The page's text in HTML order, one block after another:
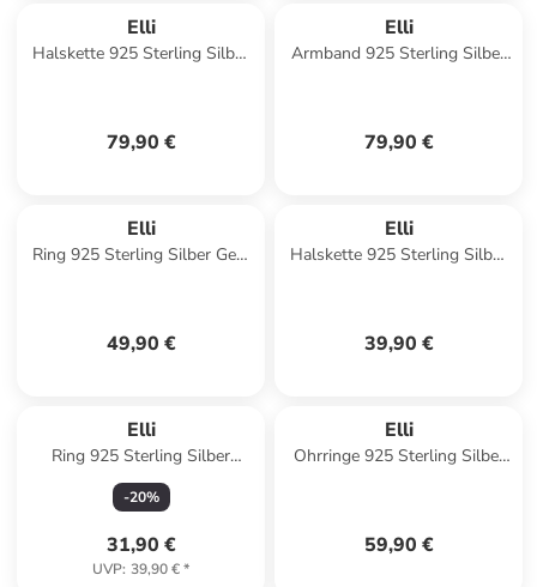
Elli
Halskette 925 Sterling Silber
79,90 €
Elli
Armband 925 Sterling Silber
79,90 €
Elli
Ring 925 Sterling Silber Geo,
49,90 €
Elli
Halskette 925 Sterling Silber
39,90 €
Elli
Ring 925 Sterling Silber
Rechteck in Gold
-20%
31,90 €
UVP: 39,90 €*
Elli
Ohrringe 925 Sterling Silber
59,90 €